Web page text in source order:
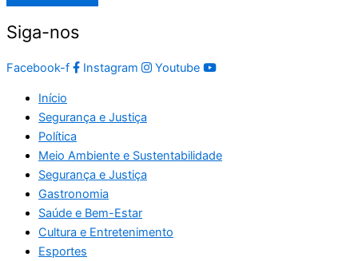
Siga-nos
Facebook-f Instagram Youtube
Início
Segurança e Justiça
Política
Meio Ambiente e Sustentabilidade
Segurança e Justiça
Gastronomia
Saúde e Bem-Estar
Cultura e Entretenimento
Esportes